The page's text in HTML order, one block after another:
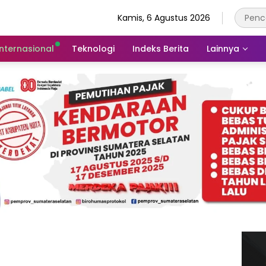
Kamis, 6 Agustus 2026
Teknologi Indeks Berita Lainnya